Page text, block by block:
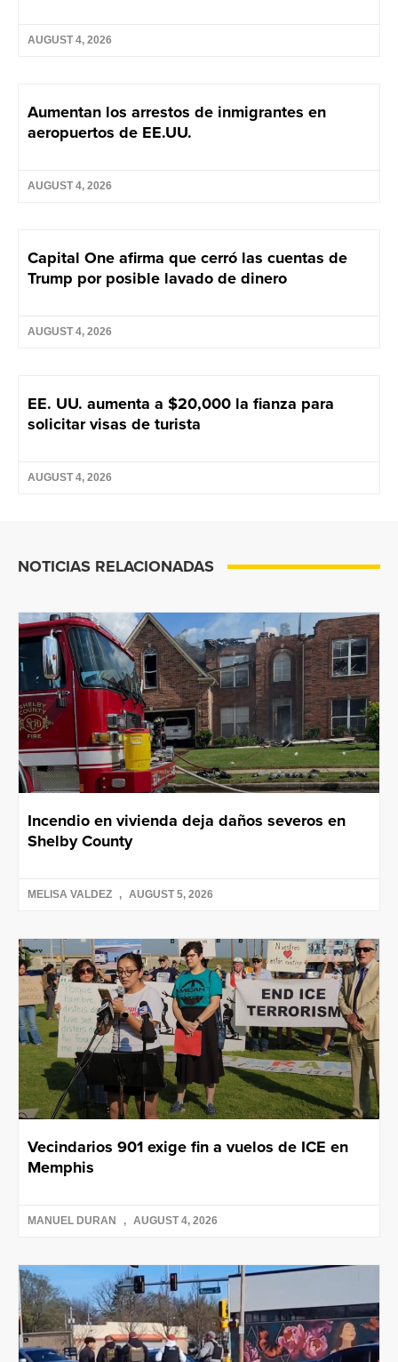
AUGUST 4, 2026
Aumentan los arrestos de inmigrantes en
aeropuertos de EE.UU.
AUGUST 4, 2026
Capital One afirma que cerró las cuentas de
Trump por posible lavado de dinero
AUGUST 4, 2026
EE. UU. aumenta a $20,000 la fianza para
solicitar visas de turista
AUGUST 4, 2026
NOTICIAS RELACIONADAS
Incendio en vivienda deja daños severos en
Shelby County
MELISA VALDEZ AUGUST 5, 2026
Vecindarios 901 exige fin a vuelos de ICE en
Memphis
MANUEL DURAN AUGUST 4, 2026